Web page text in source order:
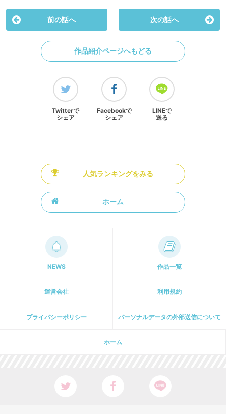
前の話へ 次の話へ
作品紹介ページへもどる
Twitterで
シェア
Facebookで
シェア
LINEで
送る
人気ランキングをみる
ホーム
NEWS 作品一覧
運営会社 利用規約
プライパシーポリシー パーソナルデータの外部送信について
ホーム